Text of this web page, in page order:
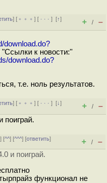
] [ ﹢﹢﹢] [ · · ·][↑]
+ / –
download.do?
"Ссылки к новости:"
download.do?
т.е. ноль результатов.
] [ ﹢﹢﹢] [ · · ·][↓]
+ / –
поиграй.
] [^^] [^^^] [ответить]
+ / –
и поиграй.
функционал не